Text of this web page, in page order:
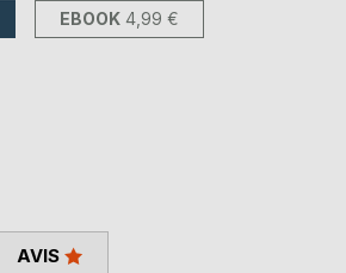
EBOOK 4,99 €
AVIS